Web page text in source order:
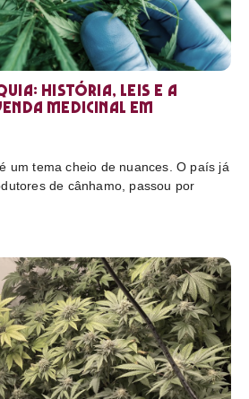
história, leis e a
medicinal em
um tema cheio de nuances. O país já
de cânhamo, passou por